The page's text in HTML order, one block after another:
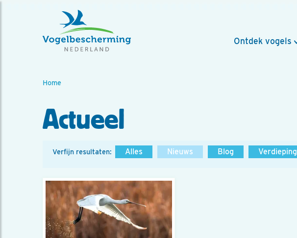
Ontdek vogels
Home
Actueel
Verfijn resultaten: Alles Nieuws Blog Verdieping